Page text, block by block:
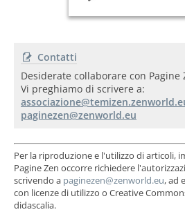
Contatti
Desiderate collaborare con Pagine
Vi preghiamo di scrivere a:
Per la riproduzione e l'utilizzo di articoli,
Pagine Zen occorre richiedere
scrivendo a
, ad
con licenze di utilizzo o Creative
didascalia.